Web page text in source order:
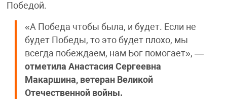
Победой.
«А Победа чтобы была, и будет. Если не
будет Победы, то это будет плохо, мы
всегда побеждаем, нам Бог помогает», —
отметила Анастасия Сергеевна
Макаршина, ветеран Великой
Отечественной войны.